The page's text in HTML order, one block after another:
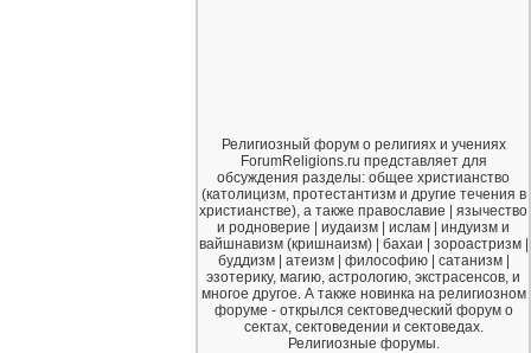
Религиозный форум о религиях и учениях
ForumReligions.ru представляет для
обсуждения разделы: общее христианство
(католицизм, протестантизм и другие течения в
христианстве), а также православие | язычество
и родноверие | иудаизм | ислам | индуизм и
вайшнавизм (кришнаизм) | бахаи | зороастризм |
буддизм | атеизм | философию | сатанизм |
эзотерику, магию, астрологию, экстрасенсов, и
многое другое. А также новинка на религиозном
форуме - открылся сектоведческий форум о
сектах, сектоведении и сектоведах.
Религиозные форумы.